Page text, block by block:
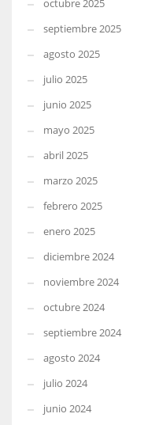
octubre 2025
septiembre 2025
agosto 2025
julio 2025
junio 2025
mayo 2025
abril 2025
marzo 2025
febrero 2025
enero 2025
diciembre 2024
noviembre 2024
octubre 2024
septiembre 2024
agosto 2024
julio 2024
junio 2024